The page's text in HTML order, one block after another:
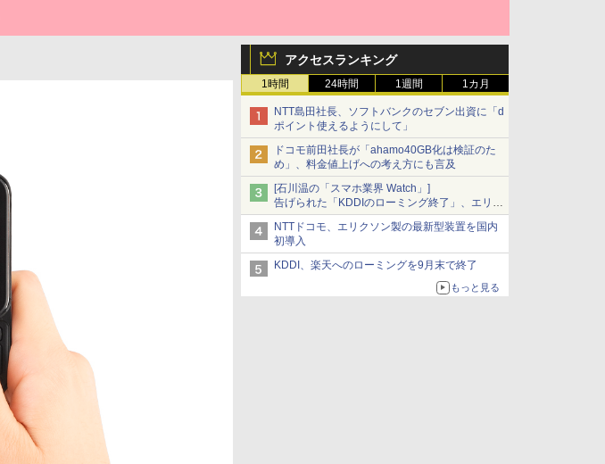
アクセスランキング
1時間 24時間 1週間 1カ月
NTT島田社長、ソフトバンクのセブン出資に「d
ポイント使えるようにして」
ドコモ前田社長が「ahamo40GB化は検証のた
め」、料金値上げへの考え方にも言及
[石川温の「スマホ業界 Watch」]
告げられた「KDDIのローミング終了」、エリア
マップの落とし穴と楽天モバイルの課題
NTTドコモ、エリクソン製の最新型装置を国内
初導入
KDDI、楽天へのローミングを9月末で終了
もっと見る